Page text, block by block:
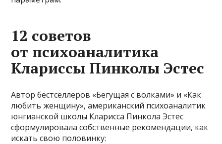
12 советов
от психоаналитика
Клариссы Пинколы Эстес
Автор бестселлеров «Бегущая с волками» и «Как
любить женщину», американский психоаналитик
юнгианской школы Кларисса Пинкола Эстес
сформулировала собственные рекомендации, как
искать свою половинку: